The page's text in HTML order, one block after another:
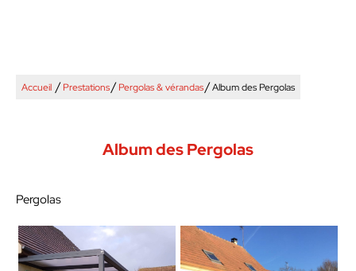
Accueil /Prestations/Pergolas & vérandas/Album des Pergolas
Album des Pergolas
Pergolas